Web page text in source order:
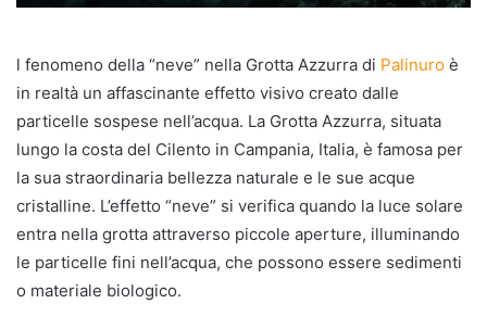
l fenomeno della “neve” nella Grotta Azzurra di Palinuro è
in realtà un affascinante effetto visivo creato dalle
particelle sospese nell’acqua. La Grotta Azzurra, situata
lungo la costa del Cilento in Campania, Italia, è famosa per
la sua straordinaria bellezza naturale e le sue acque
cristalline. L’effetto “neve” si verifica quando la luce solare
entra nella grotta attraverso piccole aperture, illuminando
le particelle fini nell’acqua, che possono essere sedimenti
o materiale biologico.